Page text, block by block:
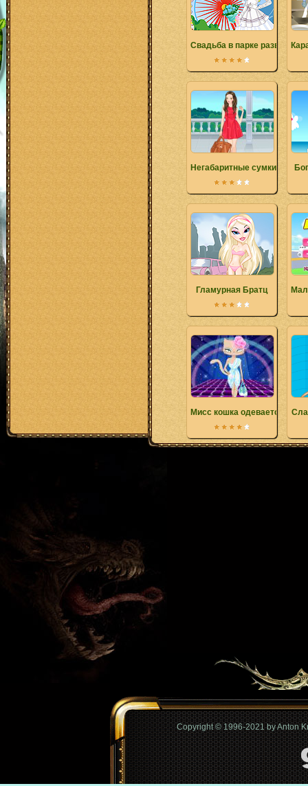
Свадьба в парке
Негабаритные сумки
Гламурная Братц
Мисс кошка одевается
Copyright © 1996-2021 by Anton